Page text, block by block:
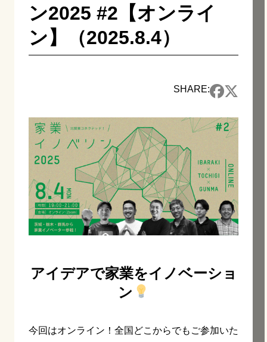
ン2025 #2【オンライ
ン】（2025.8.4）
SHARE:
アイデアで家業をイノベーショ
ン
今回はオンライン！全国どこからでもご参加いた